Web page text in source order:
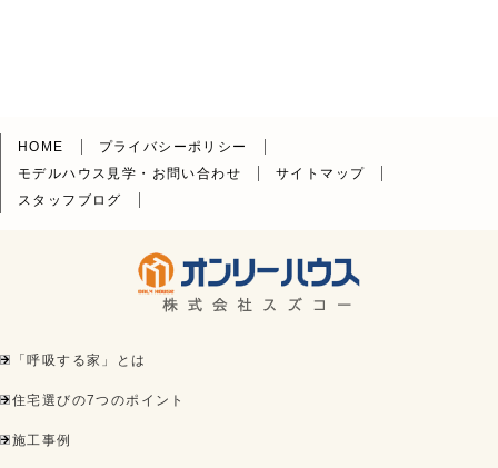
HOME
プライバシーポリシー
モデルハウス見学・お問い合わせ
サイトマップ
スタッフブログ
「呼吸する家」とは
住宅選びの7つのポイント
施工事例